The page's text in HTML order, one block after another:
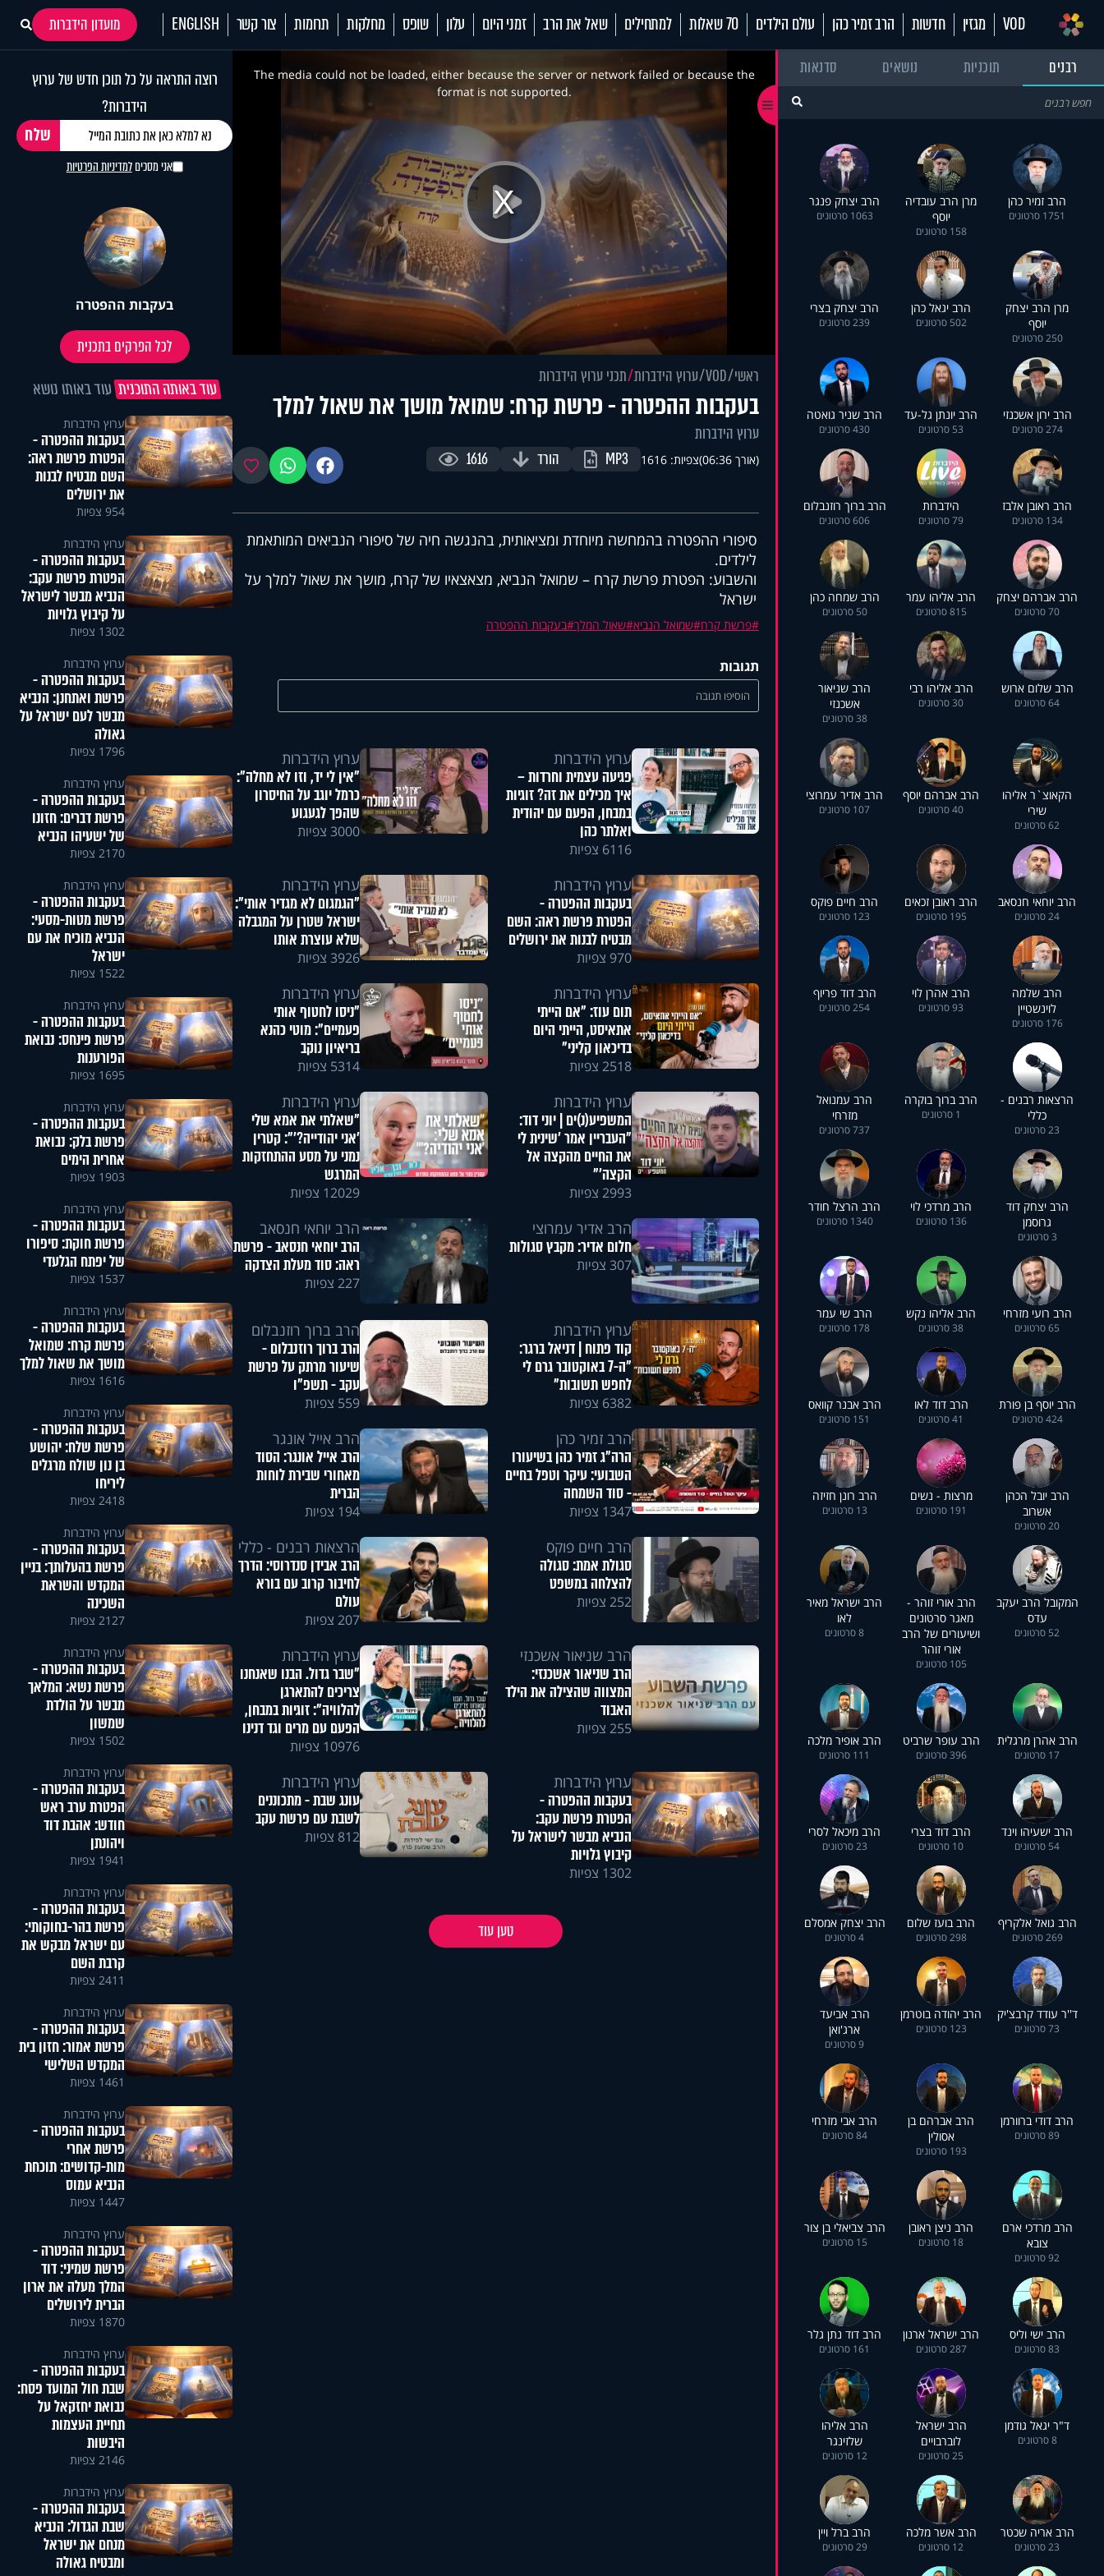
VOD מגזין חדשות הרב זמיר כהן עולם הילדים 70 שאלות למתחילים שאל את הרב זמני היום עלון שופס מחלקות תרומות צור קשר ENGLISH
מועדון הידברות
רבנים
תוכניות נושאים סדנאות
הרב זמיר כהן
1751 סרטונים
מרן הרב עובדיה
יוסף
158 סרטונים
הרב יצחק פנגר
1063 סרטונים
מרן הרב יצחק
יוסף
250 סרטונים
הרב יגאל כהן
502 סרטונים
הרב יצחק בצרי
239 סרטונים
הרב ירון אשכנזי
274 סרטונים
הרב יונתן גל-עד
53 סרטונים
הרב שניר גואטה
430 סרטונים
הרב ראובן אלבז
134 סרטונים
הידברות
79 סרטונים
הרב ברוך רוזנבלום
606 סרטונים
הרב אברהם יצחק
70 סרטונים
הרב אליהו עמר
815 סרטונים
הרב שמחה כהן
50 סרטונים
הרב שלום ארוש
64 סרטונים
הרב אליהו רבי
30 סרטונים
הרב שניאור
אשכנזי
38 סרטונים
הקאוצ`ר אליהו
שירי
62 סרטונים
הרב אברהם יוסף
40 סרטונים
הרב אדיר עמרוצי
107 סרטונים
הרב יוחאי חנסאב
24 סרטונים
הרב ראובן זכאים
195 סרטונים
הרב חיים פוקס
123 סרטונים
הרב שלמה
לוינשטיין
176 סרטונים
הרב אהרן לוי
93 סרטונים
הרב דוד פריוף
254 סרטונים
הרצאות רבנים -
כללי
23 סרטונים
הרב ברוך בוקרה
1 סרטונים
הרב עמנואל
מזרחי
737 סרטונים
הרב יצחק דוד
גרוסמן
3 סרטונים
הרב מרדכי לוי
136 סרטונים
הרב הרצל חודר
1340 סרטונים
הרב רועי מזרחי
65 סרטונים
הרב אליהו נקש
38 סרטונים
הרב שי עמר
178 סרטונים
הרב יוסף בן פורת
424 סרטונים
הרב דוד לאו
41 סרטונים
הרב אבנר קוואס
151 סרטונים
הרב יובל הכהן
אשרוב
20 סרטונים
מרצות - נשים
191 סרטונים
הרב רונן חזיזה
13 סרטונים
המקובל הרב יעקב
עדס
52 סרטונים
הרב אורי זוהר -
מאגר סרטונים
ושיעורים של הרב
אורי זוהר
105 סרטונים
הרב ישראל מאיר
לאו
8 סרטונים
הרב אהרן מרגלית
17 סרטונים
הרב עופר שרביט
396 סרטונים
הרב אופיר מלכה
111 סרטונים
הרב ישעיהו וינד
54 סרטונים
הרב דוד בצרי
10 סרטונים
הרב מיכאל לסרי
23 סרטונים
הרב גואל אלקריף
269 סרטונים
הרב בועז שלום
298 סרטונים
הרב יצחק אמסלם
4 סרטונים
ד''ר עודד קרבצ'יק
73 סרטונים
הרב יהודה בוטרמן
123 סרטונים
הרב אביעד
ארג'ואן
9 סרטונים
הרב דודי ברוורמן
89 סרטונים
הרב אברהם בן
אסולין
193 סרטונים
הרב אבי מזרחי
84 סרטונים
הרב מרדכי ארם
צובא
92 סרטונים
הרב ניצן ראובן
18 סרטונים
הרב צביאלי בן צור
15 סרטונים
הרב ישי וליס
83 סרטונים
הרב ישראל ארנון
287 סרטונים
הרב דוד נתן גלר
161 סרטונים
ד"ר יגאל גודמן
8 סרטונים
הרב ישראל
לוברבויים
25 סרטונים
הרב אליהו
שלזינגר
12 סרטונים
הרב אריה שכטר
23 סרטונים
הרב אשר מלכה
12 סרטונים
הרב ברל ויין
29 סרטונים
Play
Video
This
modalThe media could not be loaded, either because the server or network failed or because the
format is not supported.
ראשי VOD ערוץ הידברות תכני ערוץ הידברות
בעקבות ההפטרה - פרשת קרח: שמואל מושך את שאול למלך
ערוץ הידברות
(אורך 06:36) צפיות: 1616 MP3 הורד 1616 פייסבוקווטסאפ מועדפים
סיפורי ההפטרה בהמחשה מיוחדת ומציאותית, בהנגשה חיה של סיפורי הנביאים המותאמת
לילדים.
והשבוע: הפטרת פרשת קרח – שמואל הנביא, מצאצאיו של קרח, מושך את שאול למלך על
ישראל
פרשת קרח שמואל הנביא שאול המלך בעקבות ההפטרה
תגובות
הוסיפו תגובה
ערוץ הידברות
פגיעה עצמית וחרדות –
איך מכילים את זה? זוגיות
במבחן, הפעם עם יהודית
ואלתר כהן
6116 צפיות
ערוץ הידברות
"אין לי יד, וזו לא מחלה":
כרמל יוגב על החיסרון
שהפך לגעגוע
3000 צפיות
ערוץ הידברות
בעקבות ההפטרה -
הפטרת פרשת ראה: השם
מבטיח לבנות את ירושלים
970 צפיות
ערוץ הידברות
"הגמגום לא מגדיר אותי":
ישראל שטרן על המגבלה
שלא עוצרת אותו
3926 צפיות
ערוץ הידברות
תום עוז: "אם הייתי
אתאיסט, הייתי היום
בדיכאון קליני"
2518 צפיות
ערוץ הידברות
"ניסו לחטוף אותי
פעמיים": מוטי כהנא
בריאיון נוקב
5314 צפיות
ערוץ הידברות
המשפיע(נ)ים | יוני דוד:
"העבריין אמר 'שינית לי
את החיים מהקצה אל
הקצה'"
2993 צפיות
ערוץ הידברות
"שאלתי את אמא שלי
'אני יהודייה?'": קטרין
נמני על מסע ההתחזקות
המרגש
12029 צפיות
הרב אדיר עמרוצי
חלום אדיר: מקבץ סגולות
307 צפיות
הרב יוחאי חנסאב
הרב יוחאי חנסאב - פרשת
ראה: סוד מעלת הצדקה
227 צפיות
ערוץ הידברות
קוד פתוח | דניאל ברגר:
"ה-7 באוקטובר גרם לי
לחפש תשובות"
6382 צפיות
הרב ברוך רוזנבלום
הרב ברוך רוזנבלום -
שיעור מרתק על פרשת
עקב - תשפ"ו
559 צפיות
הרב זמיר כהן
הרה"ג זמיר כהן בשיעורו
השבועי: עיקר וטפל בחיים
- סוד השמחה
1347 צפיות
הרב אייל אונגר
הרב אייל אונגר: הסוד
מאחורי שבירת לוחות
הברית
194 צפיות
הרב חיים פוקס
סגולת אמת: סגולה
להצלחה במשפט
252 צפיות
הרצאות רבנים - כללי
הרב אבידן סנדרוסי: הדרך
לחיבור קרוב עם בורא
עולם
207 צפיות
הרב שניאור אשכנזי
הרב שניאור אשכנזי:
המצווה שהצילה את הילד
האבוד
255 צפיות
ערוץ הידברות
"שבר גדול. הבנו שאנחנו
צריכים להתארגן
להלוויה": זוגיות במבחן,
הפעם עם מרים וגד דנינו
10976 צפיות
ערוץ הידברות
בעקבות ההפטרה -
הפטרת פרשת עקב:
הנביא מבשר לישראל על
קיבוץ גלויות
1302 צפיות
ערוץ הידברות
עונג שבת - מתכוננים
לשבת עם פרשת עקב
812 צפיות
טען עוד
רוצה התראה על כל תוכן חדש של ערוץ
הידברות?
אני מסכיםלמדיניות הפרטיות
בעקבות ההפטרה
לכל הפרקים בתכנית
עוד באותה התוכנית עוד באותו נושא
ערוץ הידברות
בעקבות ההפטרה -
הפטרת פרשת ראה:
השם מבטיח לבנות
את ירושלים
954 צפיות
ערוץ הידברות
בעקבות ההפטרה -
הפטרת פרשת עקב:
הנביא מבשר לישראל
על קיבוץ גלויות
1302 צפיות
ערוץ הידברות
בעקבות ההפטרה -
פרשת ואתחנן: הנביא
מבשר לעם ישראל על
גאולה
1796 צפיות
ערוץ הידברות
בעקבות ההפטרה -
פרשת דברים: חזונו
של ישעיהו הנביא
2170 צפיות
ערוץ הידברות
בעקבות ההפטרה -
פרשת מטות-מסעי:
הנביא מוכיח את עם
ישראל
1522 צפיות
ערוץ הידברות
בעקבות ההפטרה -
פרשת פינחס: נבואת
הפורענות
1695 צפיות
ערוץ הידברות
בעקבות ההפטרה -
פרשת בלק: נבואת
אחרית הימים
1903 צפיות
ערוץ הידברות
בעקבות ההפטרה -
פרשת חוקת: סיפורו
של יפתח הגלעדי
1537 צפיות
ערוץ הידברות
בעקבות ההפטרה -
פרשת קרח: שמואל
מושך את שאול למלך
1616 צפיות
ערוץ הידברות
בעקבות ההפטרה -
פרשת שלח: יהושע
בן נון שולח מרגלים
ליריחו
2418 צפיות
ערוץ הידברות
בעקבות ההפטרה -
פרשת בהעלותך: בניין
המקדש והשראת
השכינה
2127 צפיות
ערוץ הידברות
בעקבות ההפטרה -
פרשת נשא: המלאך
מבשר על הולדת
שמשון
1502 צפיות
ערוץ הידברות
בעקבות ההפטרה -
הפטרת ערב ראש
חודש: אהבת דוד
ויהונתן
1941 צפיות
ערוץ הידברות
בעקבות ההפטרה -
פרשת בהר-בחוקותי:
עם ישראל מבקש את
קרבת השם
2411 צפיות
ערוץ הידברות
בעקבות ההפטרה -
פרשת אמור: חזון בית
המקדש השלישי
1461 צפיות
ערוץ הידברות
בעקבות ההפטרה -
פרשת אחרי
מות-קדושים: תוכחת
הנביא עמוס
1447 צפיות
ערוץ הידברות
בעקבות ההפטרה -
פרשת שמיני: דוד
המלך מעלה את ארון
הברית לירושלים
1870 צפיות
ערוץ הידברות
בעקבות ההפטרה -
שבת חול המועד פסח:
נבואת יחזקאל על
תחיית העצמות
היבשות
2146 צפיות
ערוץ הידברות
בעקבות ההפטרה -
שבת הגדול: הנביא
מנחם את ישראל
ומבטיח גאולה